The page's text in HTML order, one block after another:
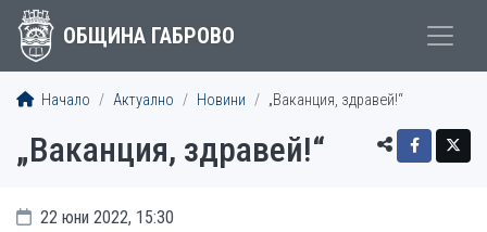
ОБЩИНА ГАБРОВО
Начало Актуално Новини „Ваканция, здравей!“
„Ваканция, здравей!“
22 юни 2022, 15:30